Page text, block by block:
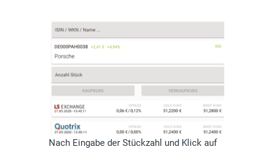
Nach Eingabe der Stückzahl und Klick auf